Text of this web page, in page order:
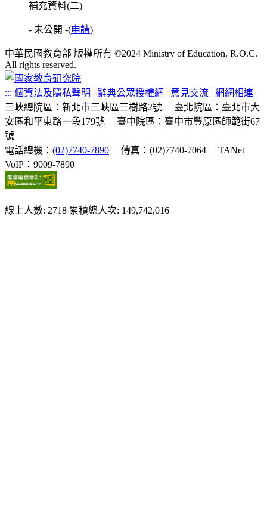
補充資料(二)
- 未公開 -(申請)
中華民國教育部 版權所有 ©2024 Ministry of Education, R.O.C.
All rights reserved.
::: 個資法及隱私聲明 | 辭典公眾授權網 | 意見交流 | 網網相連
三峽總院區：新北市三峽區三樹路2號
臺北院區：臺北市大
安區和平東路一段179號
臺中院區：臺中市豐原區師範街67
號
電話總機： (02)7740-7890 傳真：(02)7740-7064
TANet
VoIP：9009-7890
線上人數: 2718 累積總人次: 149,742,016